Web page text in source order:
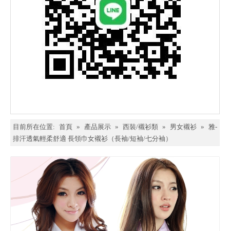
目前所在位置: 首頁 » 產品展示 » 西裝/襯衫類 » 男女襯衫 » 雅-
排汗透氣輕柔舒適 長領巾女襯衫（長袖/短袖/七分袖）